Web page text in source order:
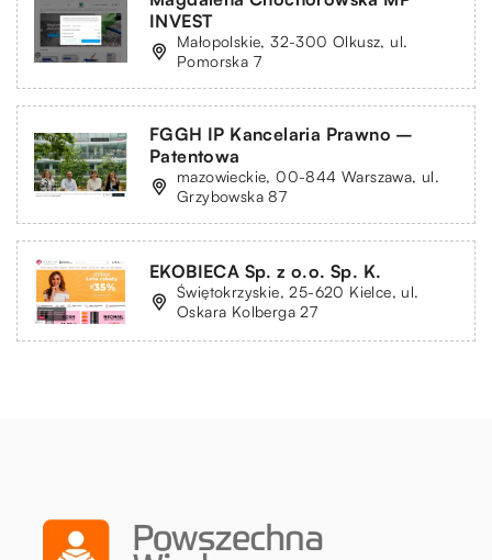
INVEST
Małopolskie, 32-300 Olkusz, ul.
Pomorska 7
FGGH IP Kancelaria Prawno –
Patentowa
mazowieckie, 00-844 Warszawa, ul.
Grzybowska 87
EKOBIECA Sp. z o.o. Sp. K.
Świętokrzyskie, 25-620 Kielce, ul.
Oskara Kolberga 27